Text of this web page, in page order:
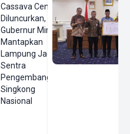
Cassava Center
Diluncurkan,
Gubernur Mirza
Mantapkan
Lampung Jadi
Sentra
Pengembangan
Singkong
Nasional